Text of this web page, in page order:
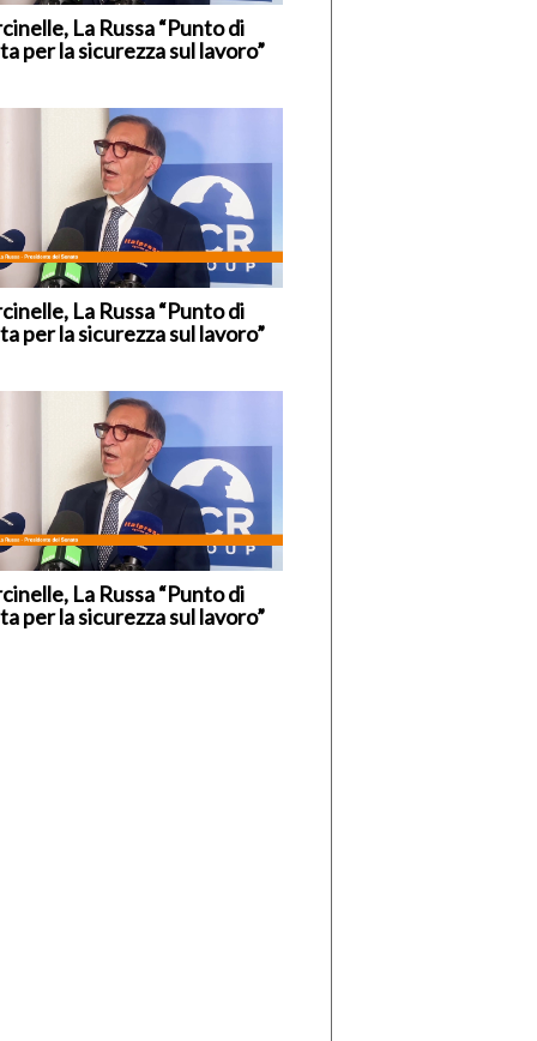
La Russa “Punto di
per la sicurezza sul lavoro”
La Russa “Punto di
per la sicurezza sul lavoro”
La Russa “Punto di
per la sicurezza sul lavoro”